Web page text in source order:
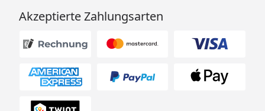
Akzeptierte Zahlungsarten